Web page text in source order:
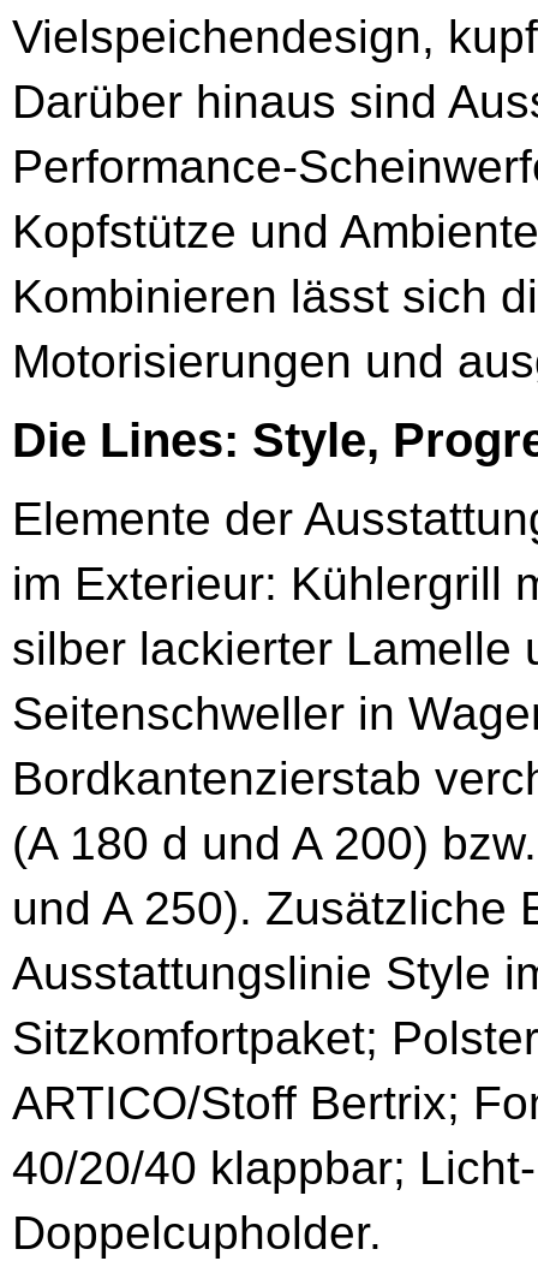
Vielspeichendesign,
Darüber hinaus sind
Performance-
Kopfstütze und
Kombinieren lässt sich
Motorisierungen und
Die Lines: Style,
Elemente der
im Exterieur: Kühlergrill
silber lackierter Lamelle
Seitenschweller in
Bordkantenzierstab
(A 180 d und A 200)
und A 250). Zusätzliche
Ausstattungslinie Style
Sitzkomfortpaket;
ARTICO/Stoff Bertrix;
40/20/40 klappbar;
Doppelcupholder.